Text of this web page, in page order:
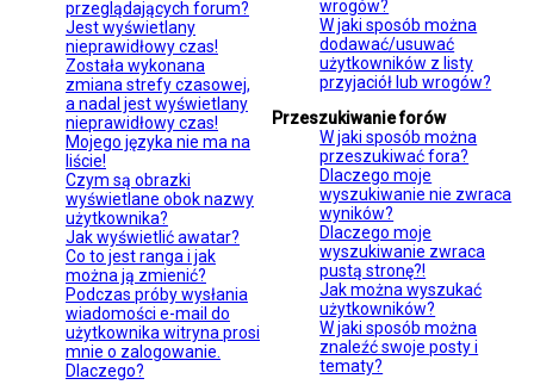
przeglądających forum?
Jest wyświetlany
nieprawidłowy czas!
Została wykonana
zmiana strefy czasowej,
a nadal jest wyświetlany
nieprawidłowy czas!
Mojego języka nie ma na
liście!
Czym są obrazki
wyświetlane obok nazwy
użytkownika?
Jak wyświetlić awatar?
Co to jest ranga i jak
można ją zmienić?
Podczas próby wysłania
wiadomości e-mail do
użytkownika witryna prosi
mnie o zalogowanie.
Dlaczego?
wrogów?
W jaki sposób można
dodawać/usuwać
użytkowników z listy
przyjaciół lub wrogów?
Przeszukiwanie forów
W jaki sposób można
przeszukiwać fora?
Dlaczego moje
wyszukiwanie nie zwraca
wyników?
Dlaczego moje
wyszukiwanie zwraca
pustą stronę?!
Jak można wyszukać
użytkowników?
W jaki sposób można
znaleźć swoje posty i
tematy?